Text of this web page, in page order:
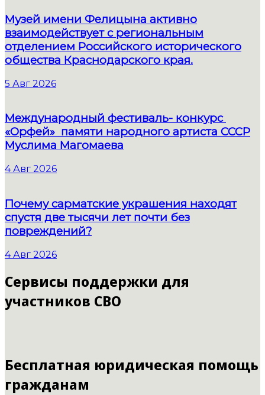
Музей имени Фелицына активно
взаимодействует с региональным
отделением Российского исторического
общества Краснодарского края.
5 Авг 2026
Международный фестиваль- конкурс
«Орфей» памяти народного артиста СССР
Муслима Магомаева
4 Авг 2026
Почему сарматские украшения находят
спустя две тысячи лет почти без
повреждений?
4 Авг 2026
Сервисы поддержки для
участников СВО
Бесплатная юридическая помощь
гражданам